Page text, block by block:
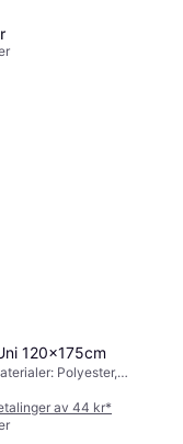
120x175cm
Polyester,
av 44 kr*